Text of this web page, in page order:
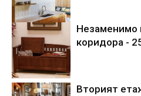
Незаменимо
коридора -
Вторият